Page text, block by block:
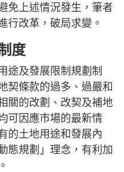
免上述情況發生，筆者
行改革，破局求變。
度
途及發展限制規劃制
契條款的過多、過嚴和
關的改劃、改契及補地
可因應市場的最新情
的土地用途和發展內
態規劃」理念，有利加